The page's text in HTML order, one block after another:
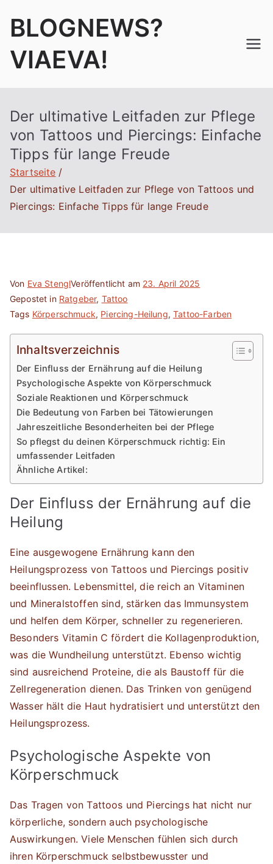
InhaltBLOGNEWS?
VIAEVA!
Der ultimative Leitfaden zur Pflege
von Tattoos und Piercings: Einfache
Tipps für lange Freude
Startseite
Der ultimative Leitfaden zur Pflege von Tattoos und
Piercings: Einfache Tipps für lange Freude
Von Eva StenglVeröffentlicht am 23. April 2025
Gepostet in Ratgeber, Tattoo
Tags Körperschmuck, Piercing-Heilung,Tattoo-Farben
Inhaltsverzeichnis
Der Einfluss der Ernährung auf die Heilung
Psychologische Aspekte von Körperschmuck
Soziale Reaktionen und Körperschmuck
Die Bedeutung von Farben bei Tätowierungen
Jahreszeitliche Besonderheiten bei der Pflege
So pflegst du deinen Körperschmuck richtig: Ein
umfassender Leitfaden
Ähnliche Artikel:
Der Einfluss der Ernährung auf die
Heilung
Eine ausgewogene Ernährung kann den
Heilungsprozess von Tattoos und Piercings positiv
beeinflussen. Lebensmittel, die reich an Vitaminen
und Mineralstoffen sind, stärken das Immunsystem
und helfen dem Körper, schneller zu regenerieren.
Besonders Vitamin C fördert die Kollagenproduktion,
was die Wundheilung unterstützt. Ebenso wichtig
sind ausreichend Proteine, die als Baustoff für die
Zellregeneration dienen. Das Trinken von genügend
Wasser hält die Haut hydratisiert und unterstützt den
Heilungsprozess.
Psychologische Aspekte von
Körperschmuck
Das Tragen von Tattoos und Piercings hat nicht nur
körperliche, sondern auch psychologische
Auswirkungen. Viele Menschen fühlen sich durch
ihren Körperschmuck selbstbewusster und